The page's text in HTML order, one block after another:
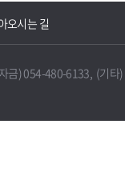
오시는 길
금) 054-480-6133, (기타